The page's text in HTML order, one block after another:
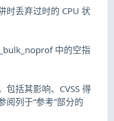
时丢弃过时的 CPU 状
中的空指
包括其影响、CVSS 得
阅列于“参考”部分的